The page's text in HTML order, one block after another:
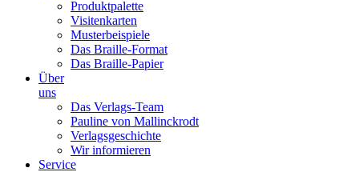
Produktpalette
Visitenkarten
Musterbeispiele
Das Braille-Format
Das Braille-Papier
Über
uns
Das Verlags-Team
Pauline von Mallinckrodt
Verlagsgeschichte
Wir informieren
Service